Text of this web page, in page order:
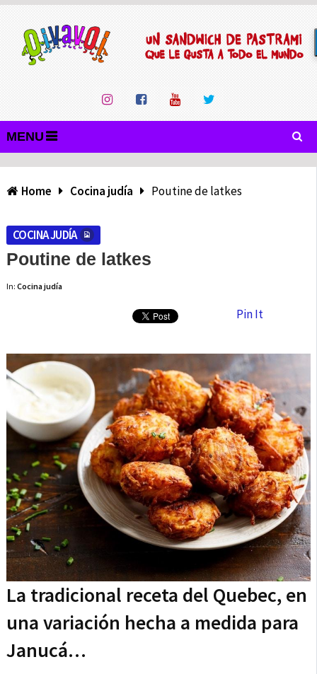
MENU
Home Cocina judía Poutine de latkes
COCINA JUDÍA
Poutine de latkes
In: Cocina judía
Pin It
La tradicional receta del Quebec, en
una variación hecha a medida para
Janucá…